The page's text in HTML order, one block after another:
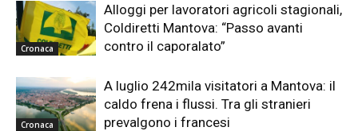
Cronaca
Alloggi per lavoratori agricoli stagionali,
Coldiretti Mantova: “Passo avanti
contro il caporalato”
Cronaca
A luglio 242mila visitatori a Mantova: il
caldo frena i flussi. Tra gli stranieri
prevalgono i francesi